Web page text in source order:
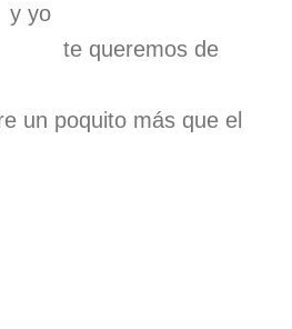
de
un poquito más que el